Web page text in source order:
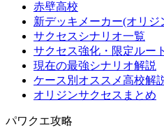
赤壁高校
新デッキメーカー(オリジ
サクセスシナリオ一覧
サクセス強化・限定ルー
現在の最強シナリオ解説
ケース別オススメ高校解
オリジンサクセスまとめ
パワクエ攻略